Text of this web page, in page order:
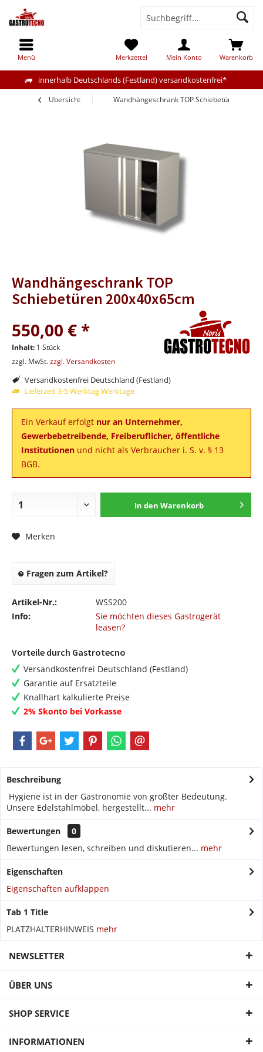
innerhalb Deutschlands (Festland) versandkostenfrei*
Warenkorb
Merkzettel Mein Konto
Menü
Übersicht Wandhängeschrank TOP Schiebetüren
Wandhängeschrank TOP
Schiebetüren 200x40x65cm
550,00 € *
Inhalt: 1 Stück
zzgl. MwSt.zzgl. Versandkosten
Versandkostenfrei Deutschland (Festland)
Lieferzeit 3-5 Werktag Werktage
Ein Verkauf erfolgt nur an Unternehmer,
Gewerbebetreibende, Freiberuflicher, öffentliche
Institutionen und nicht als Verbraucher i. S. v. § 13
BGB.
In den Warenkorb
Merken
Fragen zum Artikel?
Artikel-Nr.:
WSS200
Info:
Sie möchten dieses Gastrogerät
leasen?
Vorteile durch Gastrotecno
Versandkostenfrei Deutschland (Festland)
Garantie auf Ersatzteile
Knallhart kalkulierte Preise
2% Skonto bei Vorkasse
Beschreibung
Hygiene ist in der Gastronomie von größter Bedeutung.
Unsere Edelstahlmöbel, hergestellt... mehr
Bewertungen
0
Bewertungen lesen, schreiben und diskutieren... mehr
Eigenschaften
Eigenschaften aufklappen
Tab 1 Title
PLATZHALTERHINWEIS mehr
NEWSLETTER
ÜBER UNS
SHOP SERVICE
INFORMATIONEN